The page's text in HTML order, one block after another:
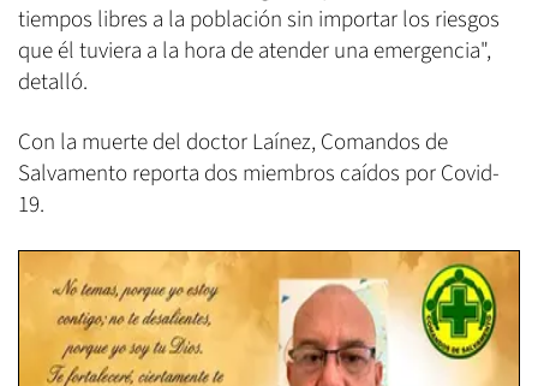
tiempos libres a la población sin importar los riesgos
que él tuviera a la hora de atender una emergencia",
detalló.
Con la muerte del doctor Laínez, Comandos de
Salvamento reporta dos miembros caídos por Covid-
19.